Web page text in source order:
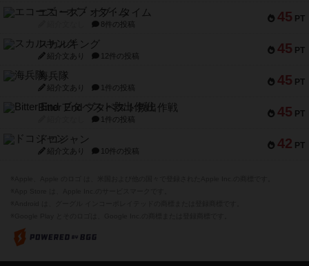
45 PT
エコーズ・オブ・タイム
8件の投稿
45 PT
スカルキング
紹介文あり 12件の投稿
45 PT
海兵隊
紹介文あり 1件の投稿
45 PT
Bitter End ブタペスト救出作戦
1件の投稿
42 PT
ドコジャン
紹介文あり 10件の投稿